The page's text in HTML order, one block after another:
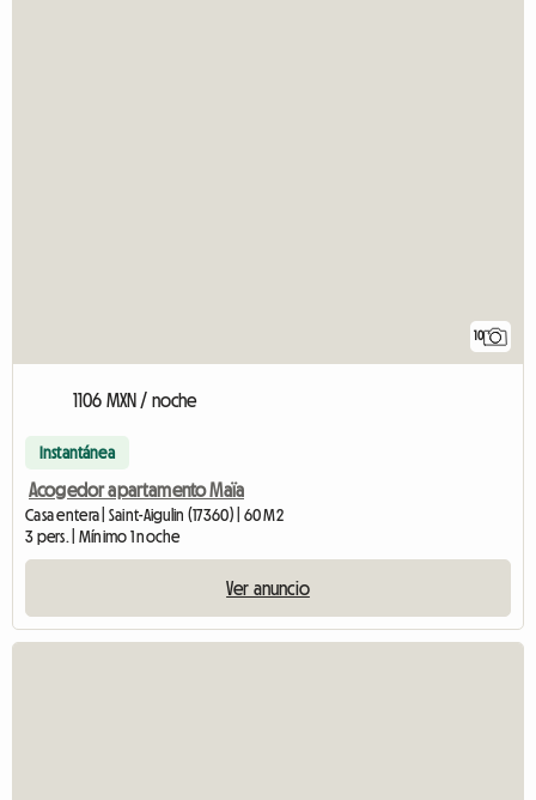
10
1106 MXN / noche
Instantánea
Acogedor apartamento Maïa
Casa entera | Saint-Aigulin (17360) | 60 M2
3 pers. | Mínimo 1 noche
Ver anuncio